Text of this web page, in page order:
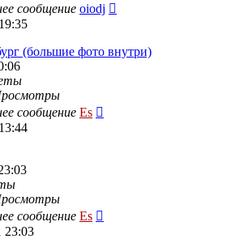
сообщение oiodj
(большие фото внутри)
сообщение Es
сообщение Es
23:03